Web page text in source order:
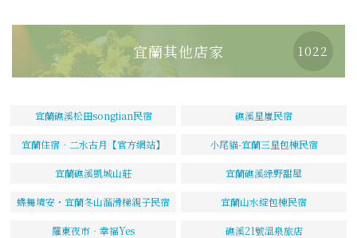
宜蘭其他店家 1022
宜蘭礁溪松田songtian民宿 礁溪星嵐民宿
宜蘭住宿‧二水古月【官方網站】 小尾貓-宜蘭三星包棟民宿
宜蘭礁溪凱城山莊 宜蘭礁溪綠野甜屋
蝶舞境安・宜蘭冬山溜滑梯親子民宿 宜蘭山水綻包棟民宿
羅東夜市‧幸福Yes 礁溪21號溫泉旅店